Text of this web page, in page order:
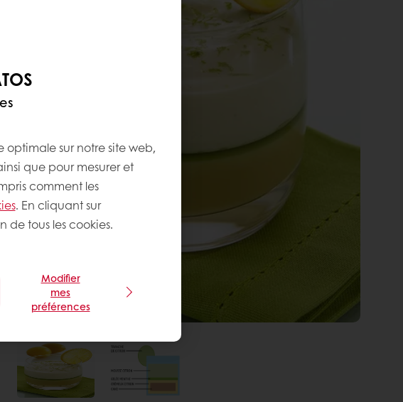
optimale sur notre site web,
que pour mesurer et
comment les
. En cliquant sur
de tous les cookies.
Modifier
mes
préférences